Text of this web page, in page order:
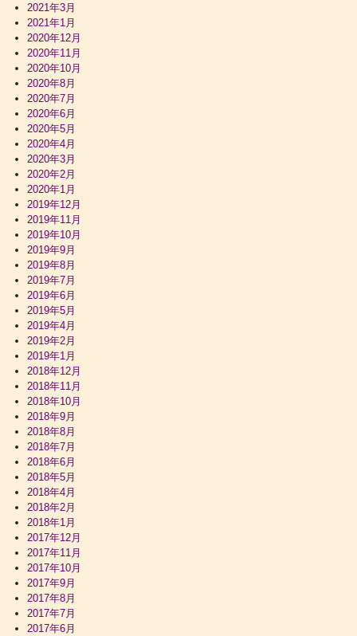
2021年3月
2021年1月
2020年12月
2020年11月
2020年10月
2020年8月
2020年7月
2020年6月
2020年5月
2020年4月
2020年3月
2020年2月
2020年1月
2019年12月
2019年11月
2019年10月
2019年9月
2019年8月
2019年7月
2019年6月
2019年5月
2019年4月
2019年2月
2019年1月
2018年12月
2018年11月
2018年10月
2018年9月
2018年8月
2018年7月
2018年6月
2018年5月
2018年4月
2018年2月
2018年1月
2017年12月
2017年11月
2017年10月
2017年9月
2017年8月
2017年7月
2017年6月